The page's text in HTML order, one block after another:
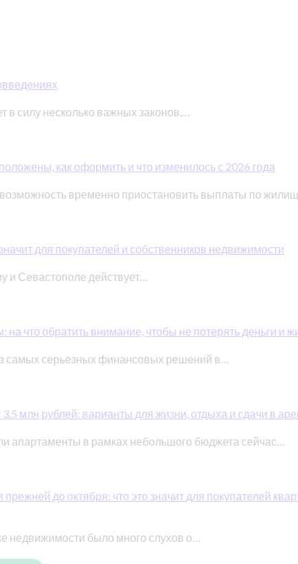
в силу несколько важных законов,…
как оформить и что изменилось с 2026 года
временно приостановить выплаты по
для покупателей и собственников недвижимости
и Севастополе действует…
на что обратить внимание, чтобы не потерять деньги и
самых серьезных финансовых решений в…
млн рублей: варианты для жизни, отдыха и сдачи в
апартаменты в рамках небольшого бюджета сейчас…
до октября: что это значит для покупателей
недвижимости было много слухов о…